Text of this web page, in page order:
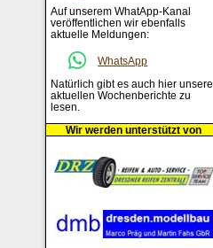
Auf unserem WhatApp-Kanal
veröffentlichen wir ebenfalls
aktuelle Meldungen:
WhatsApp
Natürlich gibt es auch hier unsere
aktuellen Wochenberichte zu
lesen.
Wir werden unterstützt von